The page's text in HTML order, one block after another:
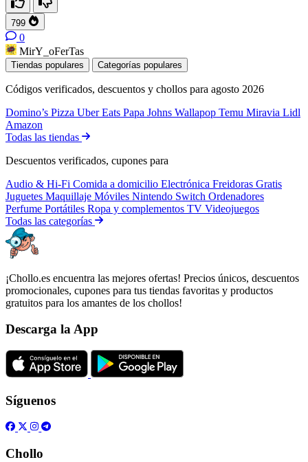
799
0
MirY_oFerTas
Tiendas populares Categorías populares
Códigos verificados, descuentos y chollos para agosto 2026
Domino’s Pizza Uber Eats Papa Johns Wallapop Temu Miravia Lidl
Amazon
Todas las tiendas
Descuentos verificados, cupones para
Audio & Hi-Fi Comida a domicilio Electrónica Freidoras Gratis
Juguetes Maquillaje Móviles Nintendo Switch Ordenadores
Perfume Portátiles Ropa y complementos TV Videojuegos
Todas las categorías
¡Chollo.es encuentra las mejores ofertas! Precios únicos, descuentos
promocionales, cupones para tus tiendas favoritas y productos
gratuitos para los amantes de los chollos!
Descarga la App
Síguenos
Chollo